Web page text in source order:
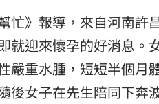
忙》報導，來自河南許
就迎來懷孕的好消息。
嚴重水腫，短短半個月
後女子在先生陪同下奔